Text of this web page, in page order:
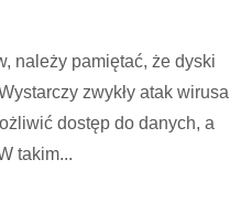
należy pamiętać, że dyski
zwykły atak wirusa
dostęp do danych, a
takim...